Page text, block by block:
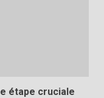
étape cruciale